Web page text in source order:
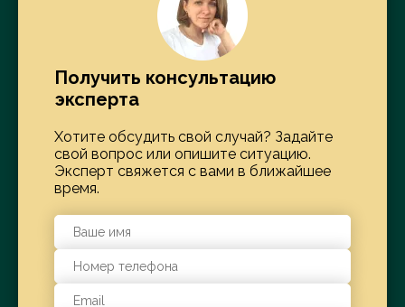
Получить консультацию
эксперта
Хотите обсудить свой случай? Задайте
свой вопрос или опишите ситуацию.
Эксперт свяжется с вами в ближайшее
время.